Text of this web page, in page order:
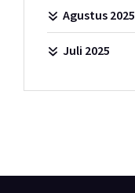
Agustus 2025
Juli 2025